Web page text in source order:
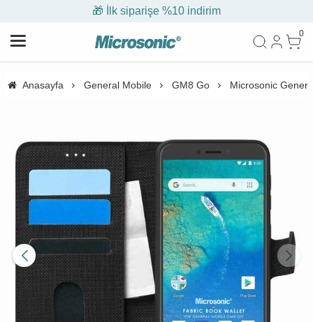
🎁 İlk siparişe %10 indirim
0
Anasayfa General Mobile GM8 Go Microsonic